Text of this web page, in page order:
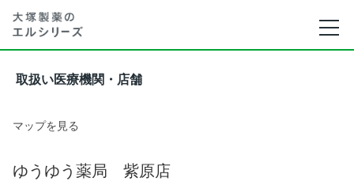
取扱い医療機関・店舗
マップを見る
ゆうゆう薬局 紫原店